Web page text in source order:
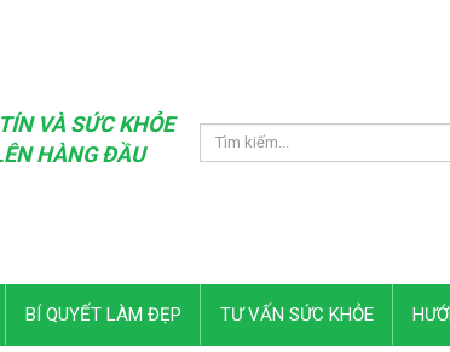
VÀ SỨC KHỎE
HÀNG ĐẦU
BÍ QUYẾT LÀM ĐẸP TƯ VẤN SỨC KHỎE